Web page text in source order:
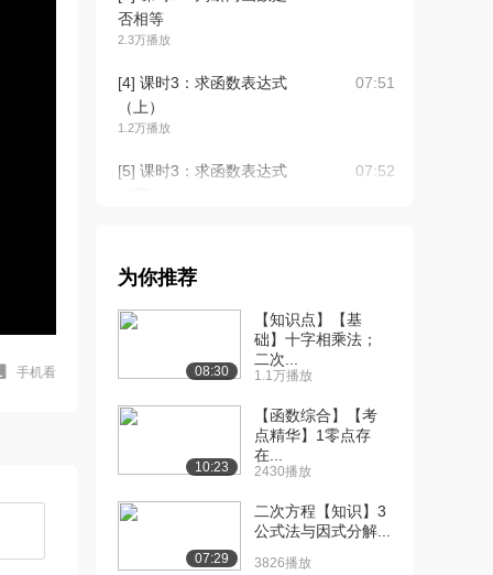
手机看
否相等
2.3万播放
[4] 课时3：求函数表达式
（上）
1.2万播放
07:51
[5] 课时3：求函数表达式
07:52
质（上）
[7] 课时4：函数的四种性
06:26
01:48
[9] 课时6：数列极限定义
1.1万播放
[10] 课时7：函数极限定义
为你推荐
08:30
【知识点】【基
础】十字相乘法；
二次...
1.1万播放
10:23
【函数综合】【考
点精华】1零点存
在...
2430播放
07:29
二次方程【知识】3
公式法与因式分解...
3826播放